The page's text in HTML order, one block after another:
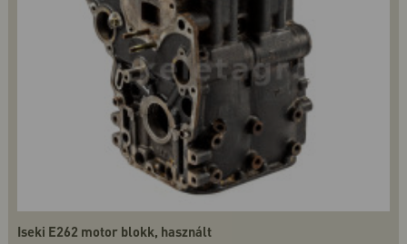
Iseki E262 motor blokk, használt